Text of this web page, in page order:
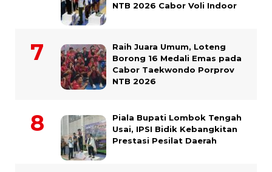
NTB 2026 Cabor Voli Indoor
Raih Juara Umum, Loteng
Borong 16 Medali Emas pada
Cabor Taekwondo Porprov
NTB 2026
Piala Bupati Lombok Tengah
Usai, IPSI Bidik Kebangkitan
Prestasi Pesilat Daerah